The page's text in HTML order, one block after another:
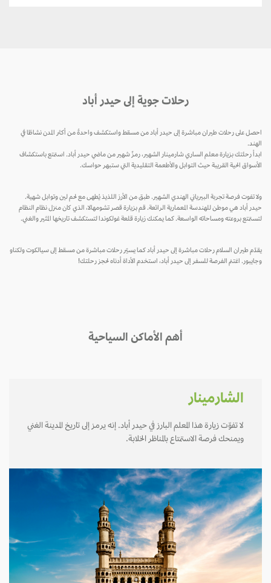
رحلات جوية إلى حيدر أباد
احصل على رحلات طيران مباشرة إلى حيدر أباد من مسقط واستكشف واحدةً من أكثر المدن نشاطًا في
الهند.
ابدأ رحلتك بزيارة معلم الساري شارمينار الشهير، رمزٌ شهير من ماضي حيدر أباد. استمتع باستكشاف
الأسواق الحية القريبة حيث التوابل والأطعمة التقليدية التي ستبهر حواسك.
ولا تفوت فرصة تجربة البيرياني الهندي الشهير. طبق من الأرز اللذيذ يُطهى مع لحم لين وتوابل شهية.
حيدر أباد هي موطن للهندسة المعمارية الرائعة. قم بزيارة قصر تشومهالا، الذي كان منزل نظام النظام
لتستمتع بروعته ومساحاته الواسعة. كما يمكنك زيارة قلعة غولكوندا لتستكشف تاريخها المثير والغني.
يقدّم طيران السلام رحلات مباشرة إلى حيدر أباد كما يسيّر رحلات مباشرة من مسقط إلى سيالكوت ولكناو
وجايبور. اغتنم الفرصة للسفر إلى حيدر أباد، استخدم الأداة أدناه لحجز رحلتك!
أهم الأماكن السياحية
الشارمينار
لا تفوّت زيارة هذا المعلم البارز في حيدر أباد. إنه يرمز إلى تاريخ المدينة الغني
ويمنحك فرصة الاستمتاع بالمناظر الخلابة.